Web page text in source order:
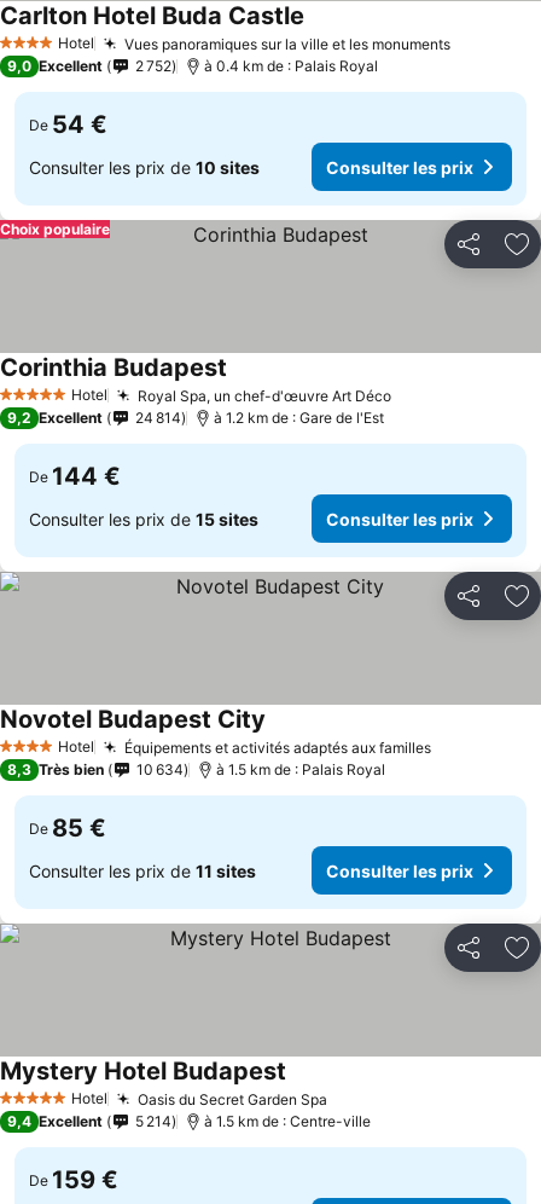
4 Étoiles Hotel Vues panoramiques sur la ville et les monuments
Carlton Hotel Buda Castle
9,0 Excellent 2 752 à 0.4 km de : Palais Royal
De 54 €
Consulter les prix de 10 sites Consulter les prix
Partager
Choix populaire
5 Étoiles Hotel Royal Spa, un chef-d'œuvre Art Déco
Corinthia Budapest
9,2 Excellent 24 814 à 1.2 km de : Gare de l'Est
De 144 €
Consulter les prix de 15 sites Consulter les prix
Partager
4 Étoiles Hotel Équipements et activités adaptés aux familles
Novotel Budapest City
8,3 Très bien 10 634 à 1.5 km de : Palais Royal
De 85 €
Consulter les prix de 11 sites Consulter les prix
Partager
5 Étoiles Hotel Oasis du Secret Garden Spa
Mystery Hotel Budapest
9,4 Excellent 5 214 à 1.5 km de : Centre-ville
De 159 €